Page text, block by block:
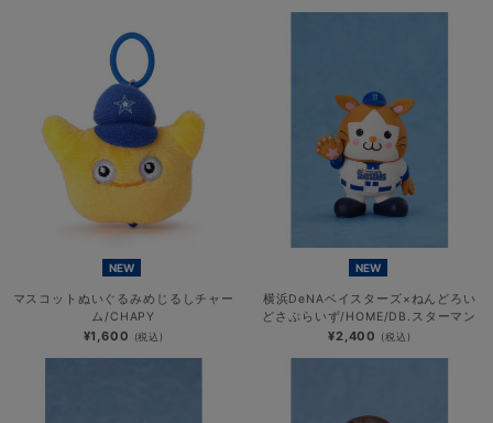
NEW
マスコットぬいぐるみめじるしチャー
ム/CHAPY
¥1,600 (税込)
NEW
横浜DeNAベイスターズ×ねんどろい
どさぷらいず/HOME/DB.スターマン
¥2,400 (税込)